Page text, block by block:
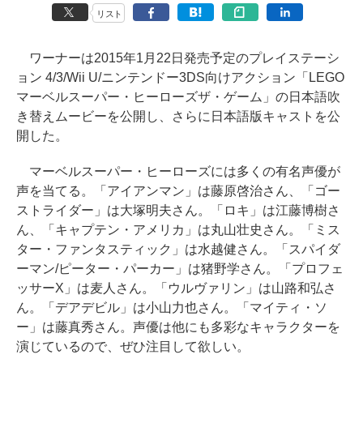
リスト
ワーナーは2015年1月22日発売予定のプレイステーシ
ョン 4/3/Wii U/ニンテンドー3DS向けアクション「LEGO
マーベルスーパー・ヒーローズザ・ゲーム」の日本語吹
き替えムービーを公開し、さらに日本語版キャストを公
開した。
マーベルスーパー・ヒーローズには多くの有名声優が
声を当てる。「アイアンマン」は藤原啓治さん、「ゴー
ストライダー」は大塚明夫さん。「ロキ」は江藤博樹さ
ん、「キャプテン・アメリカ」は丸山壮史さん。「ミス
ター・ファンタスティック」は水越健さん。「スパイダ
ーマン/ピーター・パーカー」は猪野学さん。「プロフェ
ッサーX」は麦人さん。「ウルヴァリン」は山路和弘さ
ん。「デアデビル」は小山力也さん。「マイティ・ソ
ー」は藤真秀さん。声優は他にも多彩なキャラクターを
演じているので、ぜひ注目して欲しい。